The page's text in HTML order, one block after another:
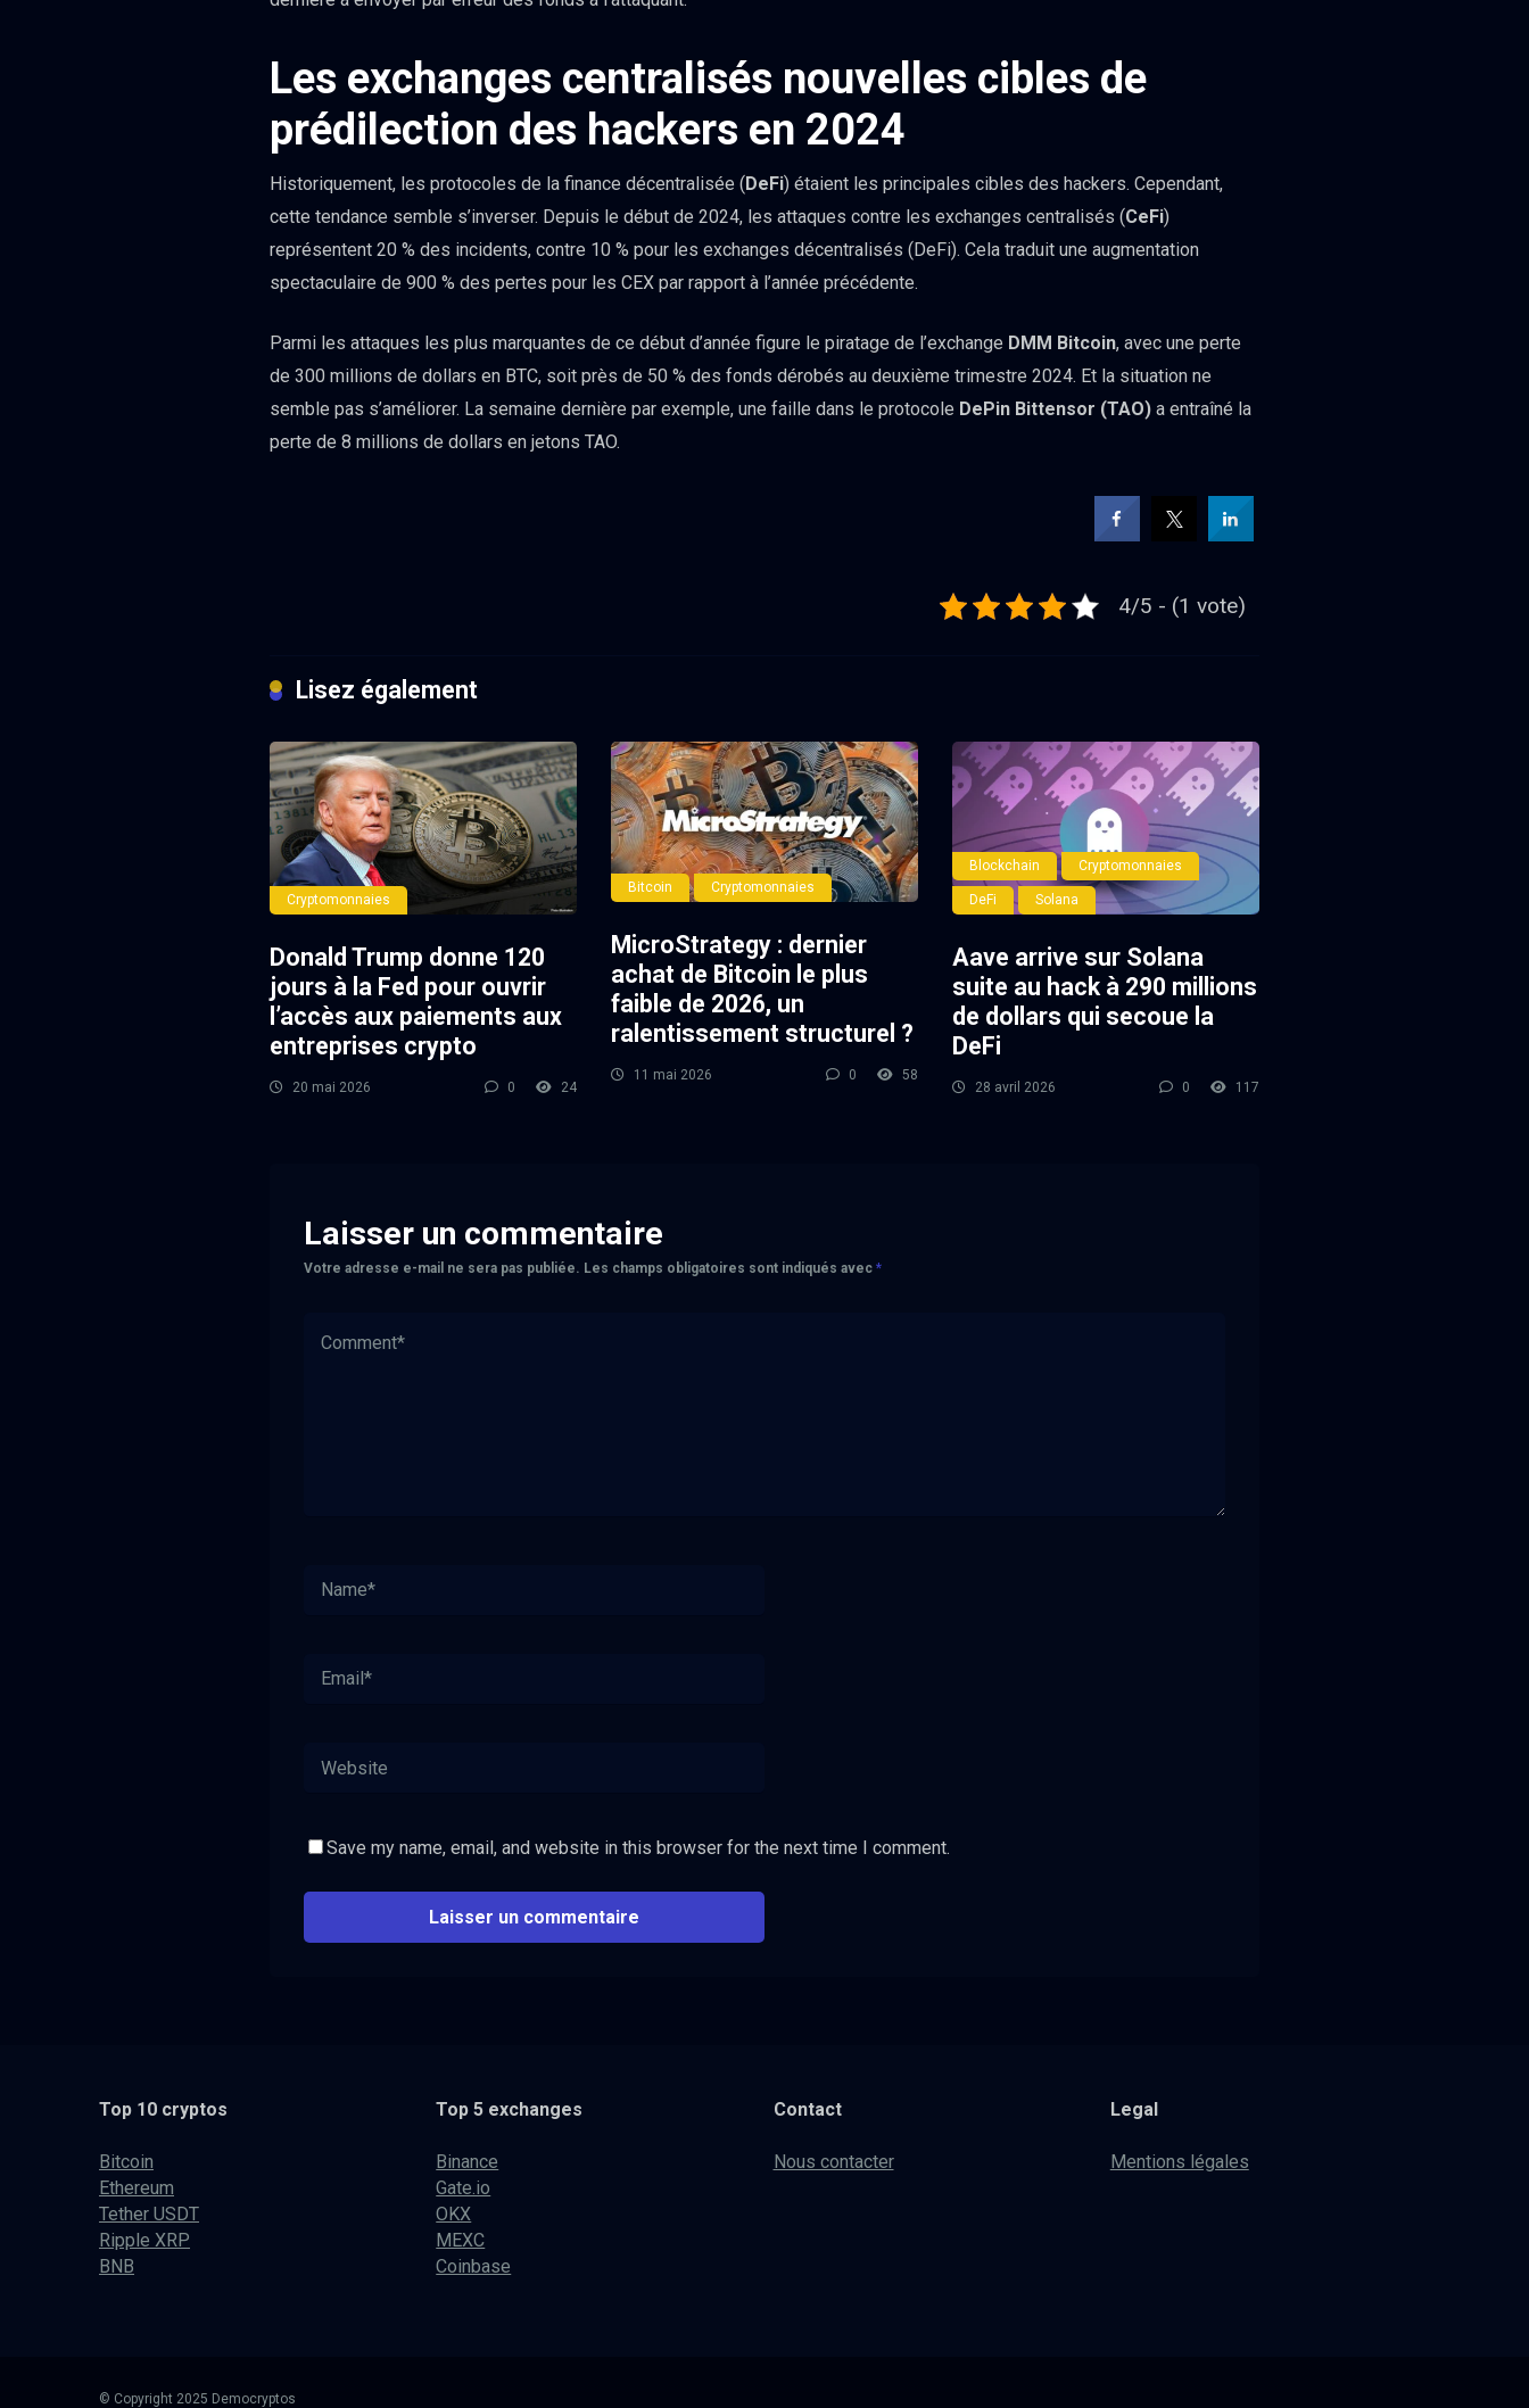
Les exchanges centralisés nouvelles cibles de
prédilection des hackers en 2024
Historiquement, les protocoles de la finance décentralisée ( DeFi) étaient les principales cibles des hackers. Cependant,
cette tendance semble s’inverser. Depuis le début de 2024, les attaques contre les exchanges centralisés (CeFi)
représentent 20 % des incidents, contre 10 % pour les exchanges décentralisés (DeFi). Cela traduit une augmentation
spectaculaire de 900 % des pertes pour les CEX par rapport à l’année précédente.
Parmi les attaques les plus marquantes de ce début d’année figure le piratage de l’exchange DMM Bitcoin, avec une perte
de 300 millions de dollars en BTC, soit près de 50 % des fonds dérobés au deuxième trimestre 2024. Et la situation ne
semble pas s’améliorer. La semaine dernière par exemple, une faille dans le protocole DePin Bittensor (TAO) a entraîné la
perte de 8 millions de dollars en jetons TAO.
4/5 - (1 vote)
Lisez également
Cryptomonnaies
Donald Trump donne 120
jours à la Fed pour ouvrir
l’accès aux paiements aux
entreprises crypto
20 mai 2026 0 24
Bitcoin Cryptomonnaies
MicroStrategy : dernier
achat de Bitcoin le plus
faible de 2026, un
ralentissement structurel ?
11 mai 2026 0 58
Blockchain Cryptomonnaies
DeFi Solana
Aave arrive sur Solana
suite au hack à 290 millions
de dollars qui secoue la
DeFi
28 avril 2026 0 117
Laisser un commentaire
Votre adresse e-mail ne sera pas publiée. Les champs obligatoires sont indiqués avec *
Save my name, email, and website in this browser for the next time I comment.
Top 10 cryptos
Bitcoin
Ethereum
Tether USDT
Ripple XRP
BNB
Top 5 exchanges
Binance
Gate.io
OKX
MEXC
Coinbase
Contact
Nous contacter
Legal
Mentions légales
© Copyright 2025 Democryptos